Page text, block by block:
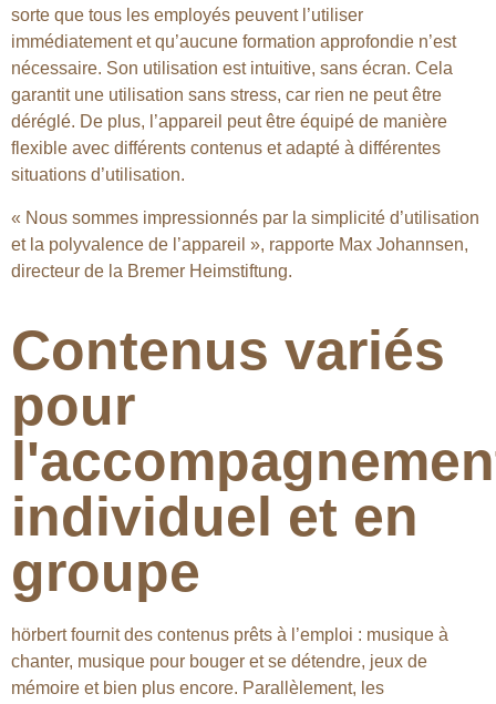
sorte que tous les employés peuvent l’utiliser
immédiatement et qu’aucune formation approfondie n’est
nécessaire. Son utilisation est intuitive, sans écran. Cela
garantit une utilisation sans stress, car rien ne peut être
déréglé. De plus, l’appareil peut être équipé de manière
flexible avec différents contenus et adapté à différentes
situations d’utilisation.
« Nous sommes impressionnés par la simplicité d’utilisation
et la polyvalence de l’appareil », rapporte Max Johannsen,
directeur de la Bremer Heimstiftung.
Contenus variés
pour
individuel et en
groupe
hörbert fournit des contenus prêts à l’emploi : musique à
chanter, musique pour bouger et se détendre, jeux de
mémoire et bien plus encore. Parallèlement, les